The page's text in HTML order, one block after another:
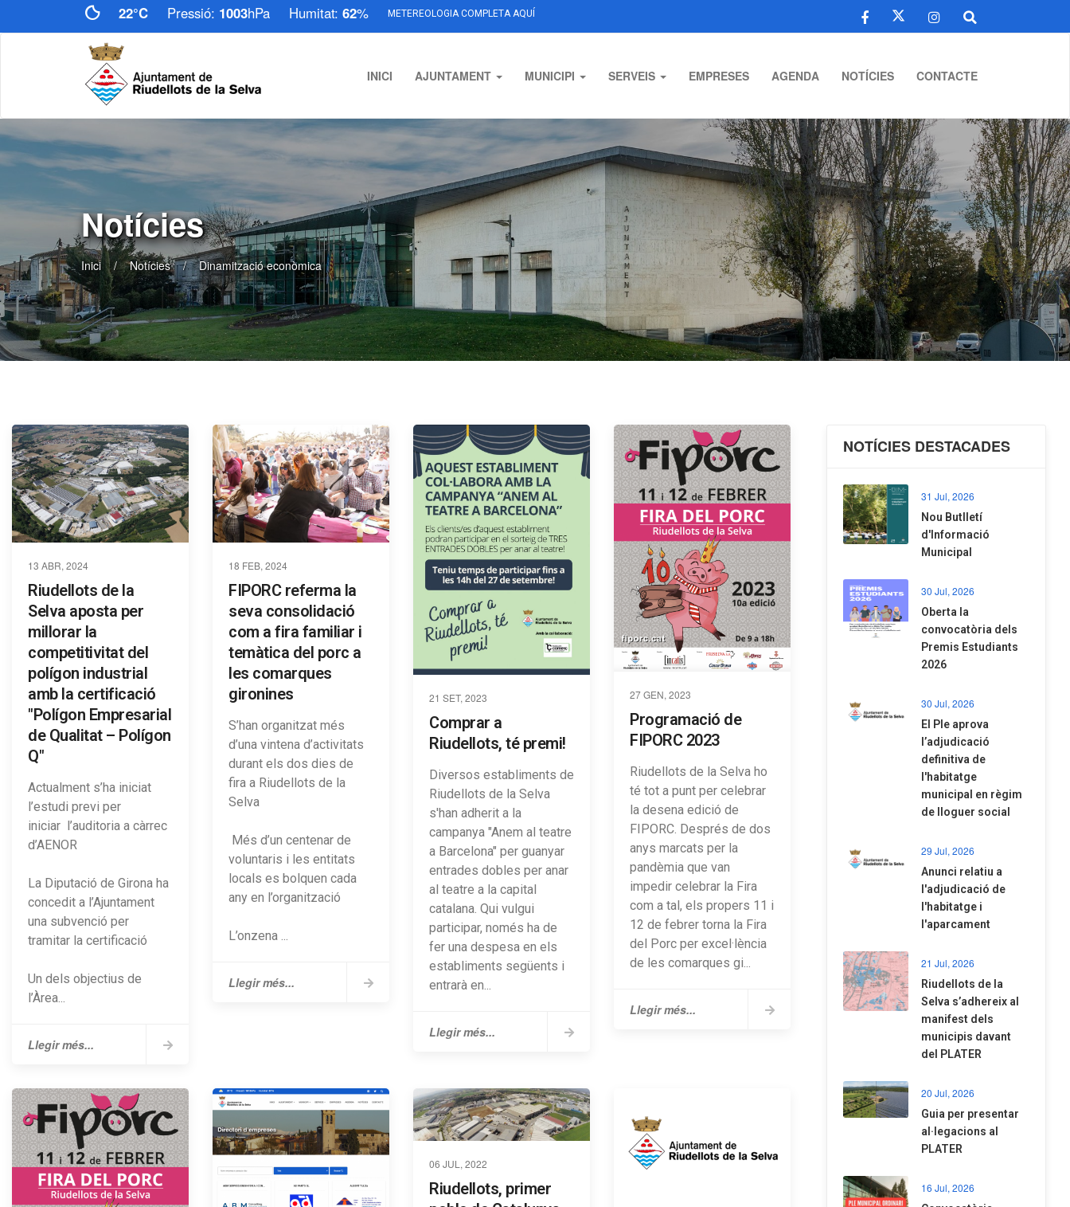
22°C Pressió: 1003hPa Humitat: 62% METEREOLOGIA COMPLETA AQUÍ
INICI AJUNTAMENT MUNICIPI SERVEIS EMPRESES AGENDA NOTÍCIES CONTACTE
Notícies
Inici Notícies Dinamització econòmica
13 ABR, 2024
Riudellots de la
Selva aposta per
millorar la
competitivitat del
polígon industrial
amb la certificació
"Polígon Empresarial
de Qualitat – Polígon
Q"
Actualment s’ha iniciat
l’estudi previ per
iniciar l’auditoria a càrrec
d’AENOR
La Diputació de Girona ha
concedit a l’Ajuntament
una subvenció per
tramitar la certificació
Un dels objectius de
l’Àrea...
Llegir més...
18 FEB, 2024
FIPORC referma la
seva consolidació
com a fira familiar i
temàtica del porc a
les comarques
gironines
S’han organitzat més
d’una vintena d’activitats
durant els dos dies de
fira a Riudellots de la
Selva
Més d’un centenar de
voluntaris i les entitats
locals es bolquen cada
any en l’organització
L’onzena ...
Llegir més...
21 SET, 2023
Comprar a
Riudellots, té premi!
Diversos establiments de
Riudellots de la Selva
s'han adherit a la
campanya "Anem al teatre
a Barcelona" per guanyar
entrades dobles per anar
al teatre a la capital
catalana. Qui vulgui
participar, només ha de
fer una despesa en els
establiments següents i
entrarà en...
Llegir més...
27 GEN, 2023
Programació de
FIPORC 2023
Riudellots de la Selva ho
té tot a punt per celebrar
la desena edició de
FIPORC. Després de dos
anys marcats per la
pandèmia que van
impedir celebrar la Fira
com a tal, els propers 11 i
12 de febrer torna la Fira
del Porc per excel·lència
de les comarques gi...
Llegir més...
06 JUL, 2022
Riudellots, primer
NOTÍCIES DESTACADES
31 Jul, 2026
Nou Butlletí
d'Informació
Municipal
30 Jul, 2026
Oberta la
convocatòria dels
Premis Estudiants
2026
30 Jul, 2026
El Ple aprova
l’adjudicació
definitiva de
l'habitatge
municipal en règim
de lloguer social
29 Jul, 2026
Anunci relatiu a
l'adjudicació de
l'habitatge i
l'aparcament
21 Jul, 2026
Riudellots de la
Selva s’adhereix al
manifest dels
municipis davant
del PLATER
20 Jul, 2026
​Guia per presentar
al·legacions al
PLATER
16 Jul, 2026